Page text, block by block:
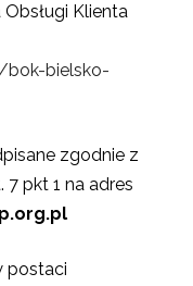
Klienta
bielsko-
zgodnie z
7 pkt 1 na adres
postaci